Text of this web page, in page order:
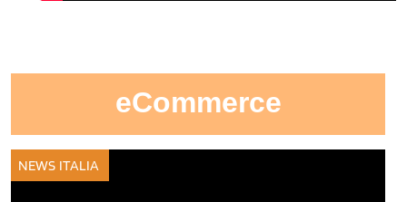
eCommerce
NEWS ITALIA